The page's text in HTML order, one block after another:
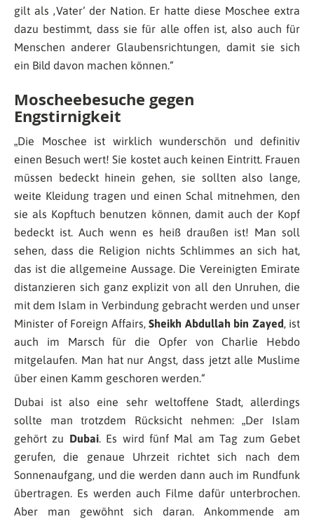
gilt als ‚Vater‘ der Nation. Er hatte diese Moschee extra
dazu bestimmt, dass sie für alle offen ist, also auch für
Menschen anderer Glaubensrichtungen, damit sie sich
ein Bild davon machen können.“
Moscheebesuche gegen
Engstirnigkeit
„Die Moschee ist wirklich wunderschön und definitiv
einen Besuch wert! Sie kostet auch keinen Eintritt. Frauen
müssen bedeckt hinein gehen, sie sollten also lange,
weite Kleidung tragen und einen Schal mitnehmen, den
sie als Kopftuch benutzen können, damit auch der Kopf
bedeckt ist. Auch wenn es heiß draußen ist! Man soll
sehen, dass die Religion nichts Schlimmes an sich hat,
das ist die allgemeine Aussage. Die Vereinigten Emirate
distanzieren sich ganz explizit von all den Unruhen, die
mit dem Islam in Verbindung gebracht werden und unser
Minister of Foreign Affairs, Sheikh Abdullah bin Zayed, ist
auch im Marsch für die Opfer von Charlie Hebdo
mitgelaufen. Man hat nur Angst, dass jetzt alle Muslime
über einen Kamm geschoren werden.“
Dubai ist also eine sehr weltoffene Stadt, allerdings
sollte man trotzdem Rücksicht nehmen: „Der Islam
gehört zu Dubai. Es wird fünf Mal am Tag zum Gebet
gerufen, die genaue Uhrzeit richtet sich nach dem
Sonnenaufgang, und die werden dann auch im Rundfunk
übertragen. Es werden auch Filme dafür unterbrochen.
Aber man gewöhnt sich daran. Ankommende am